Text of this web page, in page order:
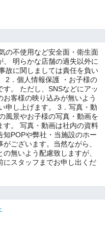
の不使用など安全面・衛生面
明らかな店舗の過失以外に
故に関しましては責任を負い
2．個人情報保護 ・お子様の
。 ただし、SNSなどにアッ
客様の映り込みが無いよう
申し上げます。 3．写真・動
風景やお子様の写真・動画を
す。 写真・動画は社内の資料
知POPや弊社・当施設のホー
ございます。当然ながら、
無いよう配慮致しますが、
にスタッフまでお申し出くだ